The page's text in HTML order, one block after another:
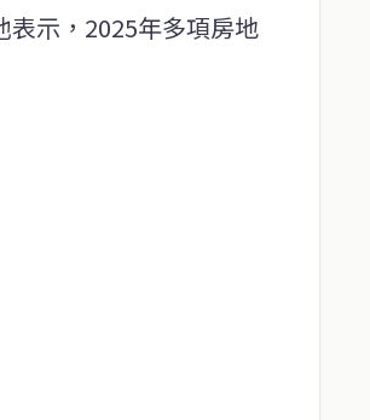
表示，2025年多項房地